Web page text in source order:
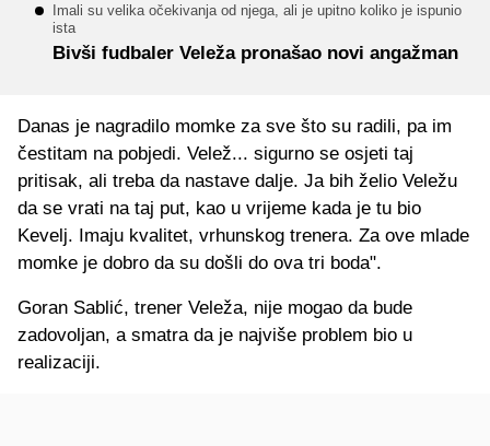
Imali su velika očekivanja od njega, ali je upitno koliko je ispunio
ista
Bivši fudbaler Veleža pronašao novi angažman
Danas je nagradilo momke za sve što su radili, pa im
čestitam na pobjedi. Velež... sigurno se osjeti taj
pritisak, ali treba da nastave dalje. Ja bih želio Veležu
da se vrati na taj put, kao u vrijeme kada je tu bio
Kevelj. Imaju kvalitet, vrhunskog trenera. Za ove mlade
momke je dobro da su došli do ova tri boda".
Goran Sablić, trener Veleža, nije mogao da bude
zadovoljan, a smatra da je najviše problem bio u
realizaciji.